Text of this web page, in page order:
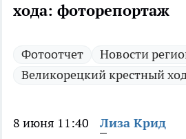
хода: фоторепортаж
Фотоотчет
Новости
Великорецкий крестный
8 июня 11:40 Лиза Крид